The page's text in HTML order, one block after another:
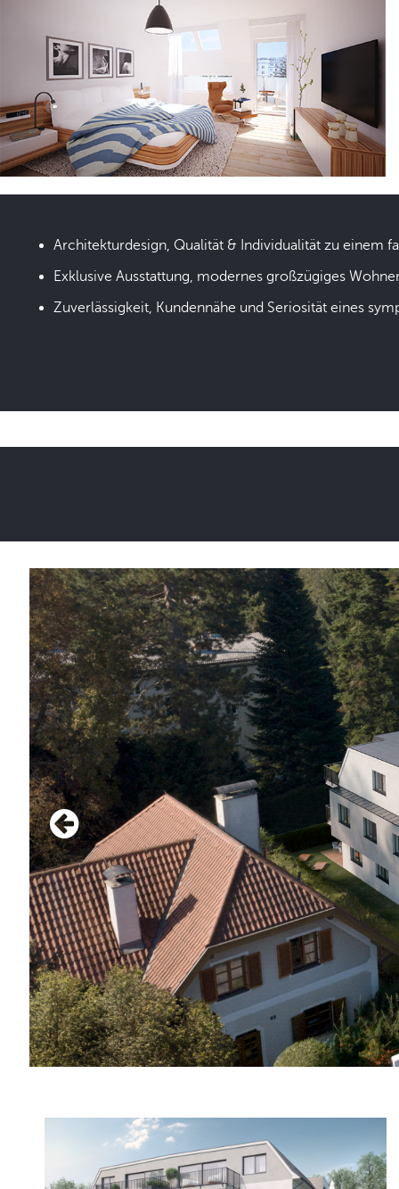
Architekturdesign, Qualität & Individualität zu einem
Exklusive Ausstattung, modernes großzügiges
Zuverlässigkeit, Kundennähe und Seriosität eines